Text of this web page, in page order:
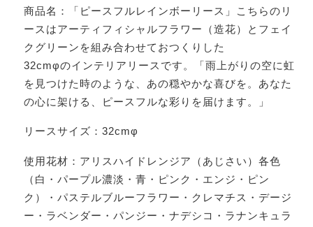
商品名：「ピースフルレインボーリース」こちらのリ
ースはアーティフィシャルフラワー（造花）とフェイ
クグリーンを組み合わせておつくりした
32cmφのインテリアリースです。
「雨上がりの空に虹
を見つけた時のような、あの穏やかな喜びを。あなた
の心に架ける、ピースフルな彩りを届けます。」
リースサイズ：32cmφ
使用花材：アリスハイドレンジア（あじさい）各色
（白・パープル濃淡・青・ピンク・エンジ・ピン
ク）・パステルブルーフラワー・クレマチス・デージ
ー・ラベンダー・パンジー・ナデシコ・ラナンキュラ